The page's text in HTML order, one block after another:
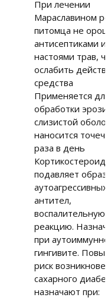
При лечении
Мараславином
питомца не
антисептиками и
настоями трав,
ослабить
средства
Применяется для
обработки
слизистой
наносится
раза в день
Кортикостероид,
подавляет
аутоагрессивных
антител,
воспалительную
реакцию.
при
гингивите.
риск
сахарного
назначают при: